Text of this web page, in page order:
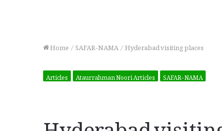
Home/SAFAR-NAMA/Hyderabad visiting places
Articles Ataurrahman Noori Articles SAFAR-NAMA